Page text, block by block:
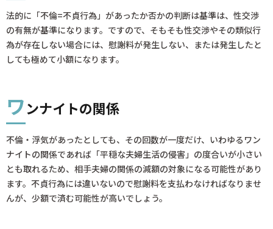
法的に「不倫=不貞行為」があったか否かの判断は基準は、性交渉
の有無が基準になります。ですので、そもそも性交渉やその類似行
為が存在しない場合には、慰謝料が発生しない、または発生したと
しても極めて小額になります。
ワンナイトの関係
不倫・浮気があったとしても、その回数が一度だけ、いわゆるワン
ナイトの関係であれば「平穏な夫婦生活の侵害」の度合いが小さい
とも取れるため、相手夫婦の関係の減額の対象になる可能性があり
ます。不貞行為には違いないので慰謝料を支払わなければなりませ
んが、少額で済む可能性が高いでしょう。